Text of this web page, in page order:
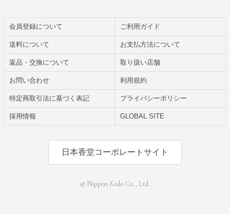
会員登録について ご利用ガイド
送料について お支払方法について
返品・交換について 取り扱い店舗
お問い合わせ 利用規約
特定商取引法に基づく表記 プライバシーポリシー
採用情報 GLOBAL SITE
日本香堂コーポレートサイト
© Nippon Kodo Co., Ltd.